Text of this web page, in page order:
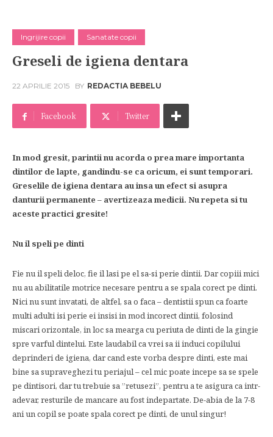
Ingrijire copii Sanatate copii
Greseli de igiena dentara
22 APRILIE 2015 BY REDACTIA BEBELU
Facebook Twitter
In mod gresit, parintii nu acorda o prea mare importanta
dintilor de lapte, gandindu-se ca oricum, ei sunt temporari.
Greselile de igiena dentara au insa un efect si asupra
danturii permanente – avertizeaza medicii. Nu repeta si tu
aceste practici gresite!
Nu il speli pe dinti
Fie nu il speli deloc, fie il lasi pe el sa-si perie dintii. Dar copiii mici
nu au abilitatile motrice necesare pentru a se spala corect pe dinti.
Nici nu sunt invatati, de altfel, sa o faca – dentistii spun ca foarte
multi adulti isi perie ei insisi in mod incorect dintii, folosind
miscari orizontale, in loc sa mearga cu periuta de dinti de la gingie
spre varful dintelui. Este laudabil ca vrei sa ii induci copilului
deprinderi de igiena, dar cand este vorba despre dinti, este mai
bine sa supraveghezi tu periajul – cel mic poate incepe sa se spele
pe dintisori, dar tu trebuie sa ”retusezi”, pentru a te asigura ca intr-
adevar, resturile de mancare au fost indepartate. De-abia de la 7-8
ani un copil se poate spala corect pe dinti, de unul singur!